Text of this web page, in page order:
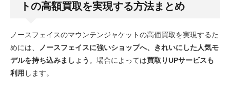
トの高額買取を実現する方法まとめ
ノースフェイスのマウンテンジャケットの高価買取を実現するた
めには、
ノースフェイスに強いショップへ、きれいにした人気モ
デルを持ち込みましょう 。場合によっては買取りUPサービスも
利用 します。